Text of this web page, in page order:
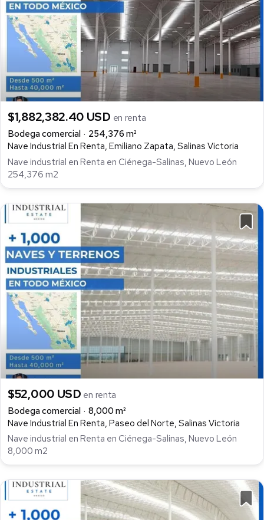
$1,882,382.40 USD en renta
Bodega comercial
254,376 m²
Nave Industrial En Renta, Emiliano Zapata, Salinas Victoria
Nave industrial en Renta en Ciénega-Salinas, Nuevo León
254,376 m2
$52,000 USD en renta
Bodega comercial
8,000 m²
Nave Industrial En Renta, Paseo del Norte, Salinas Victoria
Nave industrial en Renta en Ciénega-Salinas, Nuevo León
8,000 m2